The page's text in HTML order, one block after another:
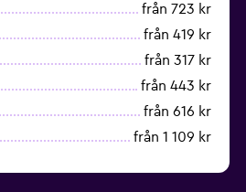
från 723 kr
från 419 kr
från 317 kr
från 443 kr
från 616 kr
från 1 109 kr